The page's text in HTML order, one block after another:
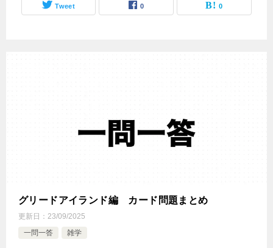
Tweet 0 0
グリードアイランド編 カード問題まとめ
更新日： 23/09/2025
一問一答
雑学